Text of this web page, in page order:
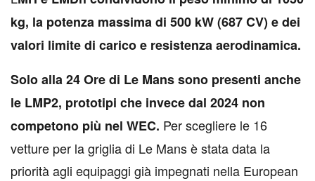
kg, la potenza massima di 500 kW (687 CV) e dei
valori limite di carico e resistenza aerodinamica.
Solo alla 24 Ore di Le Mans sono presenti anche
le LMP2, prototipi che invece dal 2024 non
competono più nel WEC. Per scegliere le 16
vetture per la griglia di Le Mans è stata data la
priorità agli equipaggi già impegnati nella European